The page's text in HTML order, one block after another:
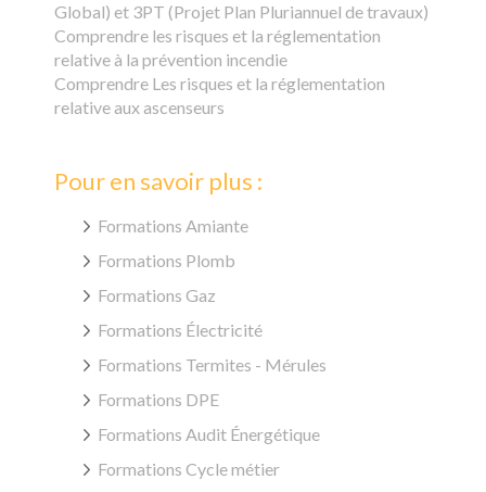
Global) et 3PT (Projet Plan Pluriannuel de travaux)
Comprendre les risques et la réglementation
relative à la prévention incendie
Comprendre Les risques et la réglementation
relative aux ascenseurs
Pour en savoir plus :
Formations Amiante
Formations Plomb
Formations Gaz
Formations Électricité
Formations Termites - Mérules
Formations DPE
Formations Audit Énergétique
Formations Cycle métier